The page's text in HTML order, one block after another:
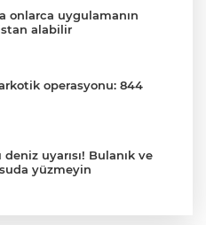
onlarca uygulamanın
alabilir
operasyonu: 844
deniz uyarısı! Bulanık ve
yüzmeyin